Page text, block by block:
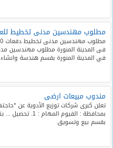
مطلوب مهندسين مدنى تخطيط
في المدينة المنورة بقسم هندسة وانشاء
مندوب مبيعات ارضى
تعلن كبرى شركات توزيع الأدوية عن
بقسم بيع وتسويق